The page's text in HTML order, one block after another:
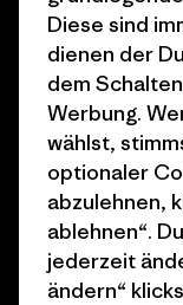
1% For The Planet
Wie wir finanzieren
Stores in deiner
Nähe
Diese sind
dienen der
dem
Werbung.
wählst,
optionaler
abzulehnen,
ablehnen“.
jederzeit
ändern“